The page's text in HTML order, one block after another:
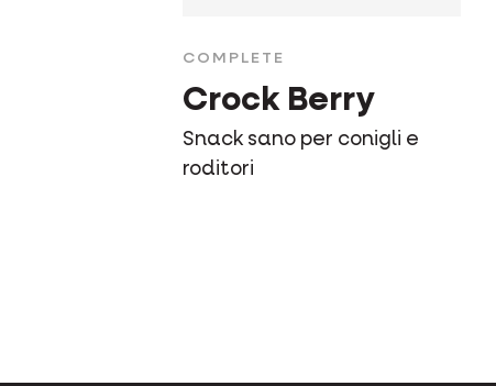
COMPLETE
Crock Berry
Snack sano per conigli e
roditori